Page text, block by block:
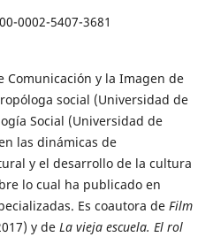
0002-5407-3681
Comunicación y la Imagen de
social (Universidad de
Social (Universidad de
las dinámicas de
y el desarrollo de la cultura
lo cual ha publicado en
Es coautora de Film
y de La vieja escuela. El rol